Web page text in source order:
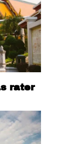
rater